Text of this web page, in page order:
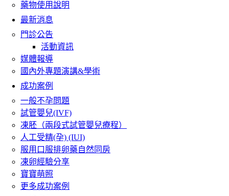
藥物使用說明
最新消息
門診公告
活動資訊
媒體報導
國內外專題演講&學術
成功案例
一般不孕問題
試管嬰兒(IVF)
凍胚（兩段式試管嬰兒療程）
人工受精(孕) (IUI)
服用口服排卵藥自然同房
凍卵經驗分享
寶寶萌照
更多成功案例